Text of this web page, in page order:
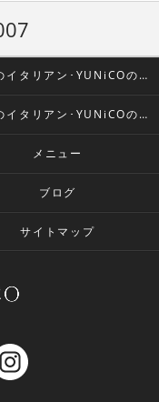
北新地のイタリアン･YUNiCOの口コミ情報
北新地のイタリアン･YUNiCOのお客様の声
メニュー
ブログ
サイトマップ